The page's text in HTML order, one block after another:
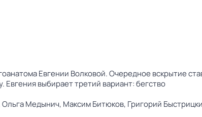
Евгении Волковой. Очередное вскрытие
Евгения выбирает третий вариант: бегство
Ольга Медынич, Максим Битюков, Григорий